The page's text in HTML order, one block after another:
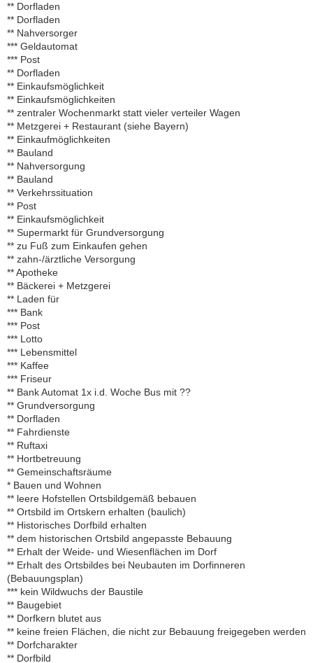
** Dorfladen
** Dorfladen
** Nahversorger
*** Geldautomat
*** Post
** Dorfladen
** Einkaufsmöglichkeit
** Einkaufsmöglichkeiten
** zentraler Wochenmarkt statt vieler verteiler Wagen
** Metzgerei + Restaurant (siehe Bayern)
** Einkaufmöglichkeiten
** Bauland
** Nahversorgung
** Bauland
** Verkehrssituation
** Post
** Einkaufsmöglichkeit
** Supermarkt für Grundversorgung
** zu Fuß zum Einkaufen gehen
** zahn-/ärztliche Versorgung
** Apotheke
** Bäckerei + Metzgerei
** Laden für
*** Bank
*** Post
*** Lotto
*** Lebensmittel
*** Kaffee
*** Friseur
** Bank Automat 1x i.d. Woche Bus mit ??
** Grundversorgung
** Dorfladen
** Fahrdienste
** Ruftaxi
** Hortbetreuung
** Gemeinschaftsräume
* Bauen und Wohnen
** leere Hofstellen Ortsbildgemäß bebauen
** Ortsbild im Ortskern erhalten (baulich)
** Historisches Dorfbild erhalten
** dem historischen Ortsbild angepasste Bebauung
** Erhalt der Weide- und Wiesenflächen im Dorf
** Erhalt des Ortsbildes bei Neubauten im Dorfinneren
(Bebauungsplan)
*** kein Wildwuchs der Baustile
** Baugebiet
** Dorfkern blutet aus
** keine freien Flächen, die nicht zur Bebauung freigegeben werden
** Dorfcharakter
** Dorfbild